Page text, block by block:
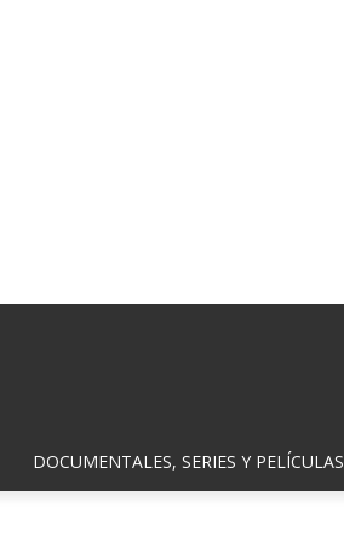
DOCUMENTALES, SERIES Y PELÍCULAS